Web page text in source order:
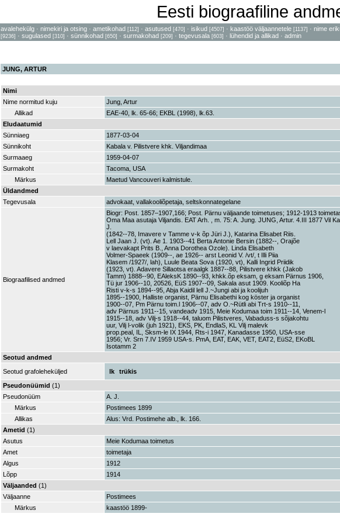
Eesti biograafiline
avalehekülg · nimekiri ja otsing · ametikohad [112] · asutused [470] · isikud [4507] · kaastöö väljaannetele [1137] · nime
[9236] · sugulased [310] · sünnikohad [650] · surmakohad [209] · tegevusala [603] · lühendid ja allikad · admin
JUNG, ARTUR
Nimi
Nime normitud kuju
Jung, Artur
Allikad
EAE-40, lk. 65-66; EKBL (1998), lk.63.
Eludaatumid
Sünniaeg
1877-03-04
Sünnikoht
Kabala v. Pilistvere khk. Viljandimaa
Surmaaeg
1959-04-07
Surmakoht
Tacoma, USA
Märkus
Maetud Vancouveri kalmistule.
Üldandmed
Tegevusala
advokaat, vallakooliõpetaja, seltskonnategelane
Biograafilised andmed
Biogr: Post. 1857–1907,166; Post. Pärnu väljaande toimetuses; 1912-1913
Oma Maa asutaja Viljandis. EAT Arh. , m. 75: A. Jung. JUNG, Artur. 4.III 1877 Vil
J.
(1842--78, Imavere v Tamme v-k õp Jüri J.), Katarina Elisabet Riis.
Lell Jaan J. (vt). Ae 1. 1903--41 Berta Antonie Bersin (1882--, Orajõe
v laevakapt Prits B., Anna Dorothea Ozole). Linda Elisabeth
Volmer-Spaeek (1909--, ae 1926-- arst Leonid V. /vt/, t Illi Piia
Klasem /1927/, lah), Luule Beata Sova (1920, vt), Kalli Ingrid Priidik
(1923, vt). Adavere Sillaotsa eraalgk 1887--88, Pilistvere khkk (Jakob
Tamm) 1888--90, EAleksK 1890--93, khkk.õp eksam, g eksam Pärnus 1906,
Tü jur 1906--10, 20526, EüS 1907--09, Sakala asut 1909. Kooliõp Ha
Risti v-k-s 1894--95, Abja Kaidil lell J.~Jungi abi ja koolijuh
1895--1900, Halliste organist, Pärnu Elisabethi kog köster ja organist
1900--07, Pm Pärnu toim.l 1906--07, adv O.~Rütli abi Trt-s 1910--11,
adv Pärnus 1911--15, vandeadv 1915, Meie Kodumaa toim 1911--14, Venem-l
1915--18, adv Vilj-s 1918--44, taluom Pilistveres, Vabaduss-s sõjakohtu
uur, Vilj l-volik (juh 1921), EKS, PK, EndlaS, KL Vilj malevk
prop.peal, IL, Sksm-le IX 1944, Rts-i 1947, Kanadasse 1950, USA-sse
1956; Vr. Srn 7.IV 1959 USA-s. PmA, EAT, EAK, VET, EAT2, EüS2, EKoBL
Isotamm 2
Seotud andmed
Seotud grafoleheküljed
lk
trükis
Pseudonüümid (1)
Pseudonüüm
A. J.
Märkus
Postimees 1899
Allikas
Alus: Vrd. Postimehe alb., lk. 166.
Ametid (1)
Asutus
Meie Kodumaa toimetus
Amet
toimetaja
Algus
1912
Lõpp
1914
Väljaanded (1)
Väljaanne
Postimees
Märkus
kaastöö 1899-